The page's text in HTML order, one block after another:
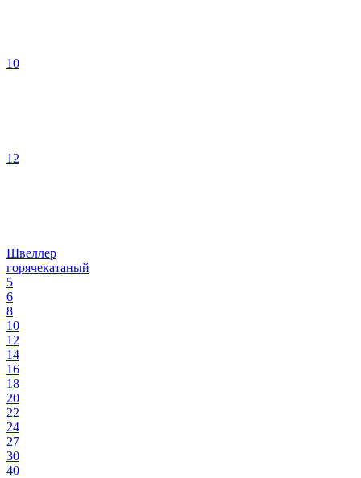
10
12
Швеллер
горячекатаный
5
6
8
10
12
14
16
18
20
22
24
27
30
40